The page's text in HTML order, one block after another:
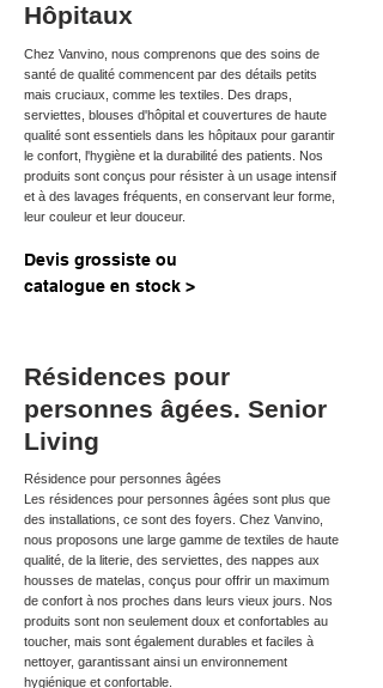
Hôpitaux
Chez Vanvino, nous comprenons que des soins de
santé de qualité commencent par des détails petits
mais cruciaux, comme les textiles. Des draps,
serviettes, blouses d'hôpital et couvertures de haute
qualité sont essentiels dans les hôpitaux pour garantir
le confort, l'hygiène et la durabilité des patients. Nos
produits sont conçus pour résister à un usage intensif
et à des lavages fréquents, en conservant leur forme,
leur couleur et leur douceur.
Devis grossiste ou
catalogue en stock >
Résidences pour
personnes âgées. Senior
Living
Résidence pour personnes âgées
Les résidences pour personnes âgées sont plus que
des installations, ce sont des foyers. Chez Vanvino,
nous proposons une large gamme de textiles de haute
qualité, de la literie, des serviettes, des nappes aux
housses de matelas, conçus pour offrir un maximum
de confort à nos proches dans leurs vieux jours. Nos
produits sont non seulement doux et confortables au
toucher, mais sont également durables et faciles à
nettoyer, garantissant ainsi un environnement
hygiénique et confortable.